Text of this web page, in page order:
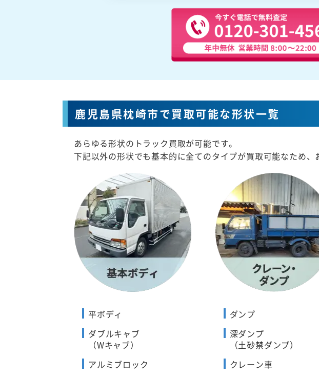
鹿児島県枕崎市で買取可能な形状一覧
あらゆる形状のトラック買取が可能です。
下記以外の形状でも基本的に全てのタイプが買取可能なため、
平ボディ
ダブルキャブ
（Wキャブ）
アルミブロック
ダンプ
深ダンプ
（土砂禁ダンプ）
クレーン車